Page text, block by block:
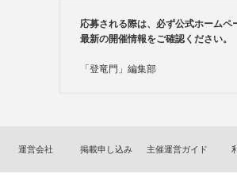
応募される際は、必ず公式ホームペ
最新の開催情報をご確認ください。
「登竜門」編集部
運営会社 掲載申し込み 主催運営ガイド